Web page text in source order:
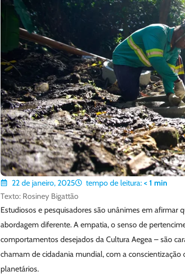
22 de janeiro, 2025 tempo de leitura: < 1 min
Texto: Rosiney Bigattão
Estudiosos e pesquisadores são unânimes em afirmar
abordagem diferente. A empatia, o senso de
comportamentos desejados da Cultura Aegea – são
chamam de cidadania mundial, com a
planetários.